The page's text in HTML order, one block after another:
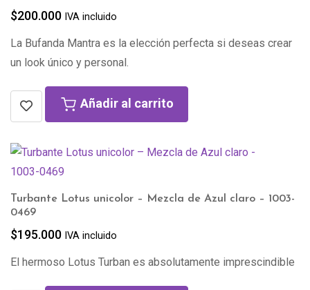
$200.000 IVA incluido
La Bufanda Mantra es la elección perfecta si deseas crear
un look único y personal.
Añadir al carrito
Turbante Lotus unicolor – Mezcla de Azul claro – 1003-
0469
$195.000 IVA incluido
El hermoso Lotus Turban es absolutamente imprescindible